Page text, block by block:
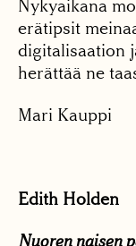
Nykyaikana
erätipsit
digitalisaation
herättää ne
Mari Kauppi
Edith Holden
Nuoren naisen